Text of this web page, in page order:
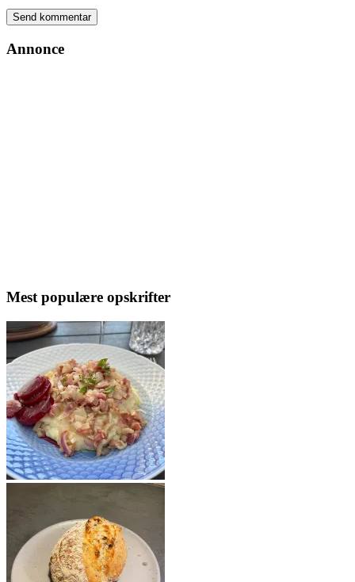
Annonce
Mest populære opskrifter